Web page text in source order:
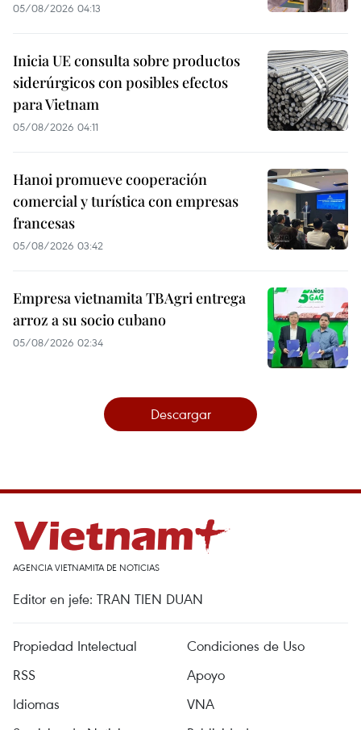
05/08/2026 04:13
Inicia UE consulta sobre productos
siderúrgicos con posibles efectos
para Vietnam
05/08/2026 04:11
Hanoi promueve cooperación
comercial y turística con empresas
francesas
05/08/2026 03:42
Empresa vietnamita TBAgri entrega
arroz a su socio cubano
05/08/2026 02:34
Descargar
AGENCIA VIETNAMITA DE NOTICIAS
Editor en jefe: TRAN TIEN DUAN
Propiedad Intelectual
Condiciones de Uso
RSS
Apoyo
Idiomas
VNA